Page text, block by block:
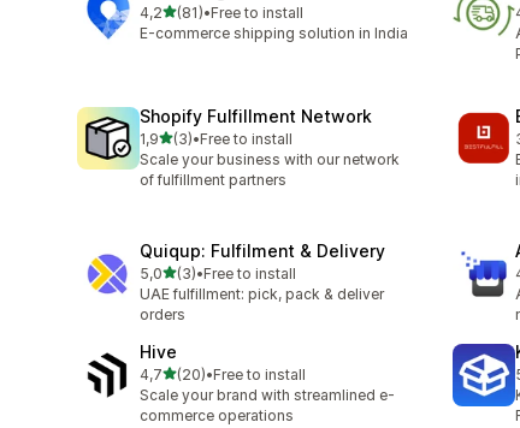
4,2av 5 stjerner
(81)
Totalt 81 omtaler
•Free to install
E-commerce shipping solution in India
Shopify Fulfillment Network
1,9av 5 stjerner
(3)
Totalt 3 omtaler
•Free to install
Scale your business with our network
of fulfillment partners
Quiqup: Fulfilment & Delivery
5,0av 5 stjerner
(3)
Totalt 3 omtaler
•Free to install
UAE fulfillment: pick, pack & deliver
orders
Hive
4,7av 5 stjerner
(20)
Totalt 20 omtaler
•Free to install
Scale your brand with streamlined e-
commerce operations